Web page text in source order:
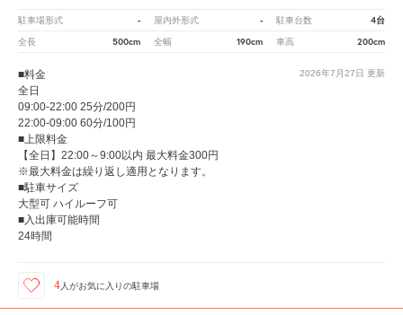
駐車場形式 - 屋内外形式 - 駐車台数 4台
全長 500cm 全幅 190cm 車高 200cm
2026年7月27日 更新
■料金
全日
09:00-22:00 25分/200円
22:00-09:00 60分/100円
■上限料金
【全日】22:00～9:00以内 最大料金300円
※最大料金は繰り返し適用となります。
■駐車サイズ
大型可 ハイルーフ可
■入出庫可能時間
24時間
4 人がお気に入りの駐車場